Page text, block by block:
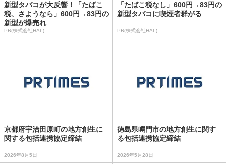
新型タバコが大反響！「たばこ
税、さようなら」600円→83円の
新型が爆売れ
PR(株式会社HAL)
「たばこ税なし」600円→83円の
新型タバコに喫煙者群がる
PR(株式会社HAL)
京都府宇治田原町の地方創生に
関する包括連携協定締結
2026年8月5日
徳島県鳴門市の地方創生に関す
る包括連携協定締結
2026年5月28日